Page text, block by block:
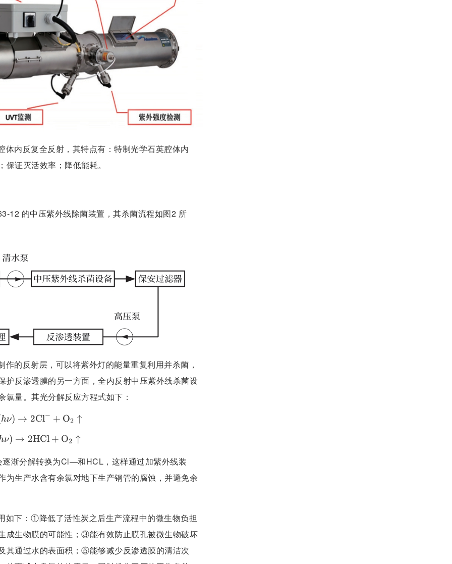
内反复全反射，其特点有：特制光学石英腔体内
证灭活效率；降低能耗。
12 的中压紫外线除菌装置，其杀菌流程如图2 所
的反射层，可以将紫外灯的能量重复利用并杀菌，
反渗透膜的另一方面，全内反射中压紫外线杀菌设
量。其光分解反应方程式如下：
2\text{OCl}^- + 2(h\nu) \rightarrow 2\text{Cl}^- + \text{O}_2 \uparrow
hν) → 2Cl− + O2 ↑
\text{HOCl} + 2(h\nu) \rightarrow 2\text{HCl} + \text{O}_2 \uparrow
ν) → 2HCl + O2 ↑
渐分解转换为Cl—和HCL，这样通过加紫外线装
生产水含有余氯对地下生产钢管的腐蚀，并避免余
如下：①降低了活性炭之后生产流程中的微生物负担
生物膜的可能性；③能有效防止膜孔被微生物破坏
通过水的表面积；⑤能够减少反渗透膜的清洁次